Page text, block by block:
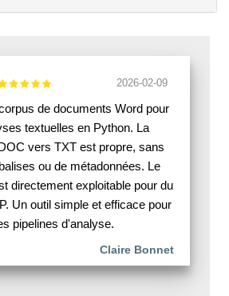
2026-02-09
de documents Word pour
textuelles en Python. La
vers TXT est propre, sans
ou de métadonnées. Le
directement exploitable pour du
Un outil simple et efficace pour
pipelines d'analyse.
Claire Bonnet